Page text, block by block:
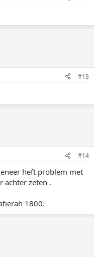
#13
#14
heft problem met
achter zeten .
1800.